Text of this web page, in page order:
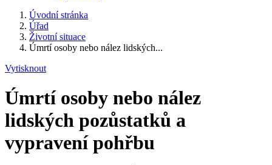
Úvodní stránka
Úřad
Životní situace
Úmrtí osoby nebo nález lidských...
Vytisknout
Úmrtí osoby nebo nález
lidských pozůstatků a
vypravení pohřbu